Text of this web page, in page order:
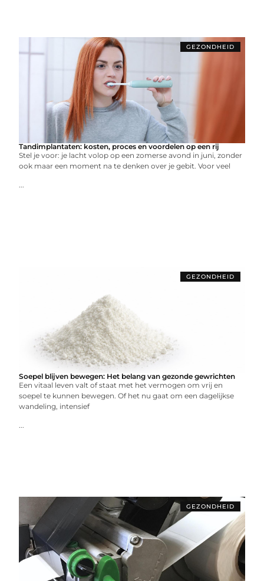
GEZONDHEID
Tandimplantaten: kosten, proces en voordelen op een rij
Stel je voor: je lacht volop op een zomerse avond in juni, zonder
ook maar een moment na te denken over je gebit. Voor veel
...
GEZONDHEID
Soepel blijven bewegen: Het belang van gezonde gewrichten
Een vitaal leven valt of staat met het vermogen om vrij en
soepel te kunnen bewegen. Of het nu gaat om een dagelijkse
wandeling, intensief
...
GEZONDHEID